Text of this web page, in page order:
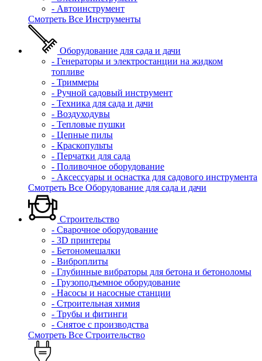
- Автоинструмент
Смотреть Все Инструменты
Оборудование для сада и дачи
- Генераторы и электростанции на жидком
топливе
- Триммеры
- Ручной садовый инструмент
- Техника для сада и дачи
- Воздуходувы
- Тепловые пушки
- Цепные пилы
- Краскопульты
- Перчатки для сада
- Поливочное оборудование
- Аксессуары и оснастка для садового инструмента
Смотреть Все Оборудование для сада и дачи
Строительство
- Сварочное оборудование
- 3D принтеры
- Бетономешалки
- Виброплиты
- Глубинные вибраторы для бетона и бетоноломы
- Грузоподъемное оборудование
- Насосы и насосные станции
- Строительная химия
- Трубы и фитинги
- Снятое с производства
Смотреть Все Строительство